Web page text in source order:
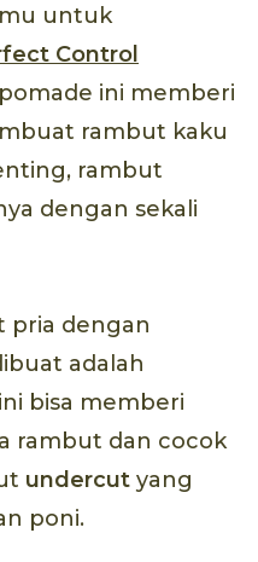
untuk
Control
ini memberi
rambut kaku
rambut
dengan sekali
pria dengan
adalah
bisa memberi
rambut dan cocok
undercut yang
poni.